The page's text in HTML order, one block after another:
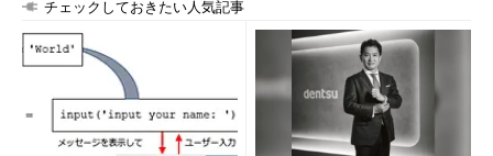
こうしたビデオ会議は、チームが新しい働き方についての認識
を共有し、目的意識の向上と土台を固めるのに役立つ。
2．リモートワークチームとしてエンゲージメントを保つ
チェックしておきたい人気記事